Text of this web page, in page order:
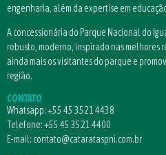
engenharia, além da expertise em
A concessionária do Parque Nacional do
robusto, moderno, inspirado nas melhores
ainda mais os visitantes do parque e
região.
CONTATO
Whatsapp:+55 45 3521 4438
Telefone:+55 45 3521 4400
E-mail: contato@catarataspni.com.br